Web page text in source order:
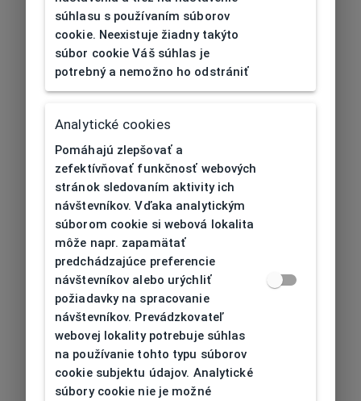
404| Nenájdené
súhlasu s používaním súborov
cookie. Neexistuje žiadny takýto
súbor cookie Váš súhlas je
potrebný a nemožno ho odstrániť
Analytické cookies
Pomáhajú zlepšovať a
zefektívňovať funkčnosť webových
stránok sledovaním aktivity ich
návštevníkov. Vďaka analytickým
súborom cookie si webová lokalita
môže napr. zapamätať
predchádzajúce preferencie
návštevníkov alebo urýchliť
požiadavky na spracovanie
návštevníkov. Prevádzkovateľ
webovej lokality potrebuje súhlas
na používanie tohto typu súborov
cookie subjektu údajov. Analytické
súbory cookie nie je možné